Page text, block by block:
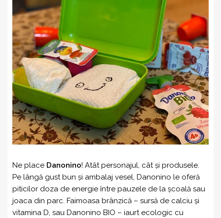
Ne place Danonino! Atât personajul, cât și produsele.
Pe lângă gust bun și ambalaj vesel, Danonino le oferă
piticilor doza de energie între pauzele de la școală sau
joaca din parc. Faimoasa brânzică – sursă de calciu și
vitamina D, sau Danonino BIO – iaurt ecologic cu